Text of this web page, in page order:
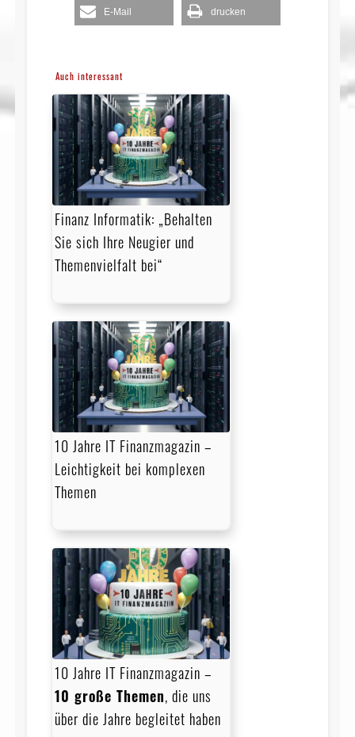
E-Mail drucken
Auch interessant
Finanz Informatik: „Behalten
Sie sich Ihre Neugier und
Themenvielfalt bei“
10 Jahre IT Finanzmagazin –
Leichtigkeit bei komplexen
Themen
10 Jahre IT Finanzmagazin –
10 große Themen, die uns
über die Jahre begleitet haben